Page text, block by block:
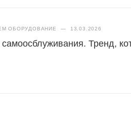
ОБОРУДОВАНИЕ — 13.03.2026
самоосблуживания. Тренд,